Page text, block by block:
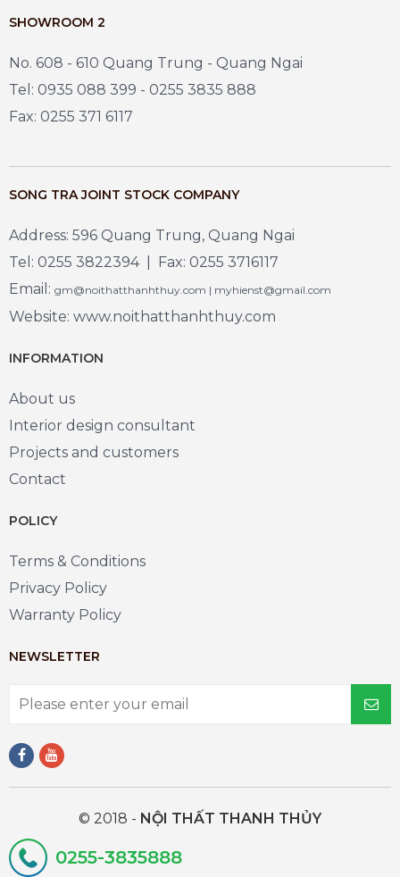
0255-3835888
SHOWROOM 2
No. 608 - 610 Quang Trung - Quang Ngai
Tel: 0935 088 399 - 0255 3835 888
Fax: 0255 371 6117
SONG TRA JOINT STOCK COMPANY
Address: 596 Quang Trung, Quang Ngai
Tel: 0255 3822394 | Fax: 0255 3716117
Email: gm@noithatthanhthuy.com | myhienst@gmail.com
Website: www.noithatthanhthuy.com
INFORMATION
About us
Interior design consultant
Projects and customers
Contact
POLICY
Terms & Conditions
Privacy Policy
Warranty Policy
NEWSLETTER
© 2018 - NỘI THẤT THANH THỦY